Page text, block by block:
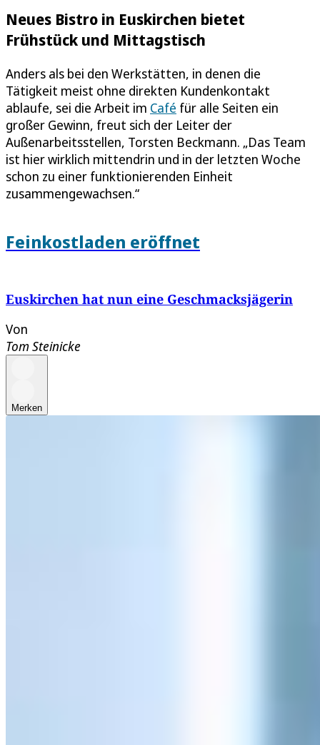
Neues Bistro in Euskirchen bietet
Frühstück und Mittagstisch
Anders als bei den Werkstätten, in denen die
Tätigkeit meist ohne direkten Kundenkontakt
ablaufe, sei die Arbeit im Café für alle Seiten ein
großer Gewinn, freut sich der Leiter der
Außenarbeitsstellen, Torsten Beckmann. „Das Team
ist hier wirklich mittendrin und in der letzten Woche
schon zu einer funktionierenden Einheit
zusammengewachsen.“
Feinkostladen eröffnet
Euskirchen hat nun eine Geschmacksjägerin
Von
Tom Steinicke
Merken